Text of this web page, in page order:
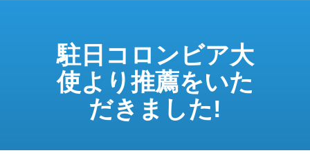
駐日コロンビア大
使より推薦をいた
だきました!